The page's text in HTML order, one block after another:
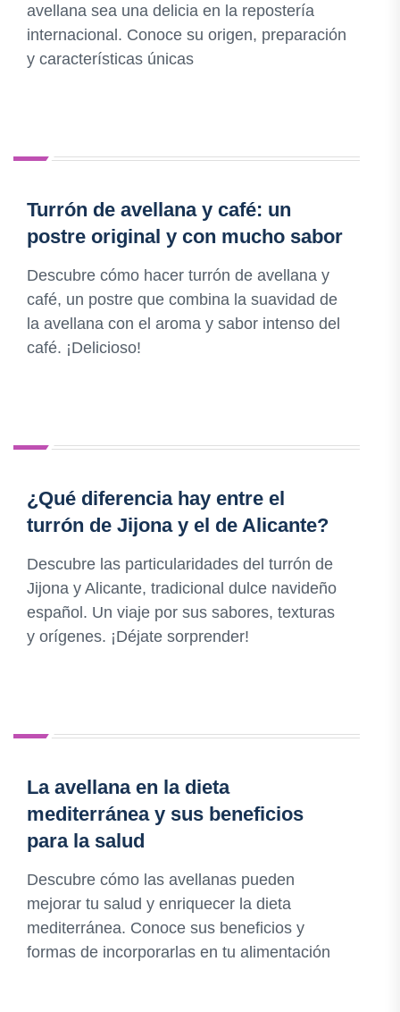
avellana sea una delicia en la repostería
internacional. Conoce su origen, preparación
y características únicas
Turrón de avellana y café: un
postre original y con mucho sabor
Descubre cómo hacer turrón de avellana y
café, un postre que combina la suavidad de
la avellana con el aroma y sabor intenso del
café. ¡Delicioso!
¿Qué diferencia hay entre el
turrón de Jijona y el de Alicante?
Descubre las particularidades del turrón de
Jijona y Alicante, tradicional dulce navideño
español. Un viaje por sus sabores, texturas
y orígenes. ¡Déjate sorprender!
La avellana en la dieta
mediterránea y sus beneficios
para la salud
Descubre cómo las avellanas pueden
mejorar tu salud y enriquecer la dieta
mediterránea. Conoce sus beneficios y
formas de incorporarlas en tu alimentación